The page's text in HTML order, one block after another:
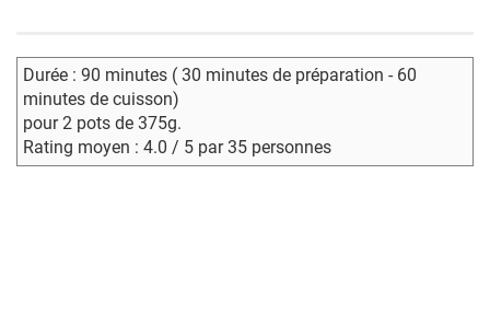
Durée : 90 minutes ( 30 minutes de préparation - 60
minutes de cuisson)
pour 2 pots de 375g.
Rating moyen : 4.0 / 5 par 35 personnes